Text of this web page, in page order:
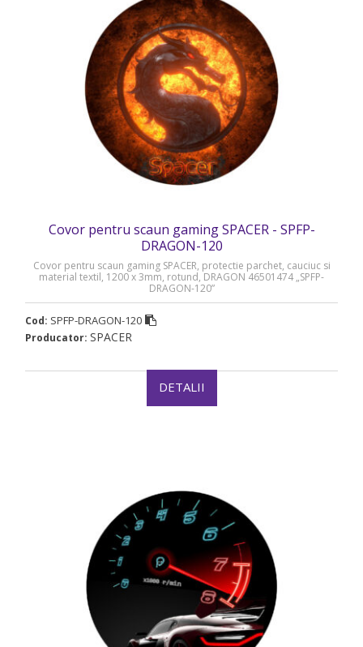
Covor pentru scaun gaming SPACER - SPFP-
DRAGON-120
Covor pentru scaun gaming SPACER, protectie parchet, cauciuc si
material textil, 1200 x 3mm, rotund, DRAGON 46501474 „SPFP-
DRAGON-120”
Cod: SPFP-DRAGON-120
Producator: SPACER
DETALII